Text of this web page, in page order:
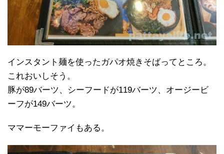
インスタント麺を使ったガパオ焼きそばってところ。
これおいしそう。
豚が89バーツ、シーフードが119バーツ、オージービ
ーフが149バーツ。
ママーモーファイもある。